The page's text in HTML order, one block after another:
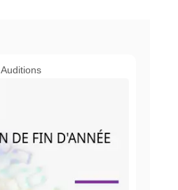
Auditions